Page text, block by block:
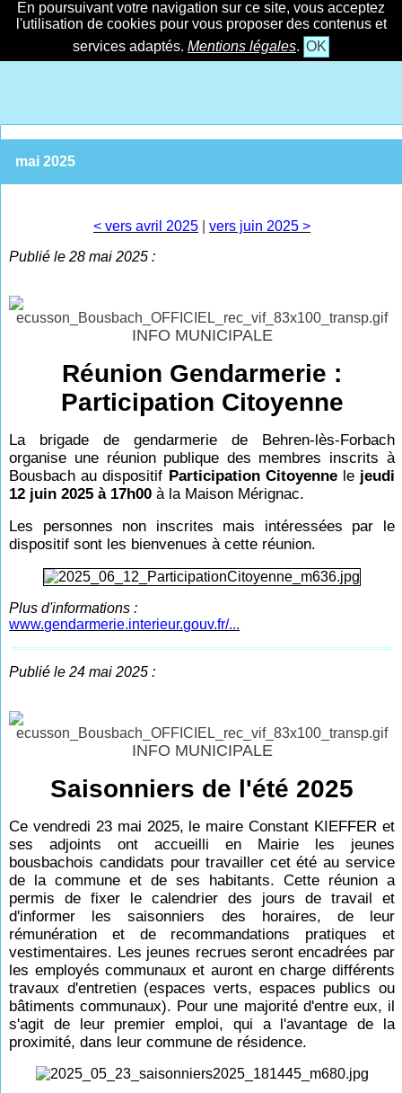
En poursuivant votre navigation sur ce site, vous acceptez
l'utilisation de cookies pour vous proposer des contenus et
services adaptés. Mentions légales. OK
mai 2025
< vers avril 2025
vers juin 2025 >
Publié le 28 mai 2025 :
INFO MUNICIPALE
Réunion Gendarmerie :
Participation Citoyenne
La brigade de gendarmerie de Behren-lès-Forbach
organise une réunion publique des membres inscrits à
Bousbach au dispositif Participation Citoyennele jeudi
12 juin 2025 à 17h00 à la Maison Mérignac.
Les personnes non inscrites mais intéressées par le
dispositif sont les bienvenues à cette réunion.
Plus d'informations :
www.gendarmerie.interieur.gouv.fr/...
Publié le 24 mai 2025 :
INFO MUNICIPALE
Saisonniers de l'été 2025
Ce vendredi 23 mai 2025, le maire Constant KIEFFER et
ses adjoints ont accueilli en Mairie les jeunes
bousbachois candidats pour travailler cet été au service
de la commune et de ses habitants. Cette réunion a
permis de fixer le calendrier des jours de travail et
d'informer les saisonniers des horaires, de leur
rémunération et de recommandations pratiques et
vestimentaires. Les jeunes recrues seront encadrées par
les employés communaux et auront en charge différents
travaux d'entretien (espaces verts, espaces publics ou
bâtiments communaux). Pour une majorité d'entre eux, il
s'agit de leur premier emploi, qui a l'avantage de la
proximité, dans leur commune de résidence.